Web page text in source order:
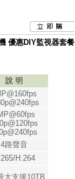
優惠DIY監視器套餐
說 明
4路聲音
H.264
大支援10TB